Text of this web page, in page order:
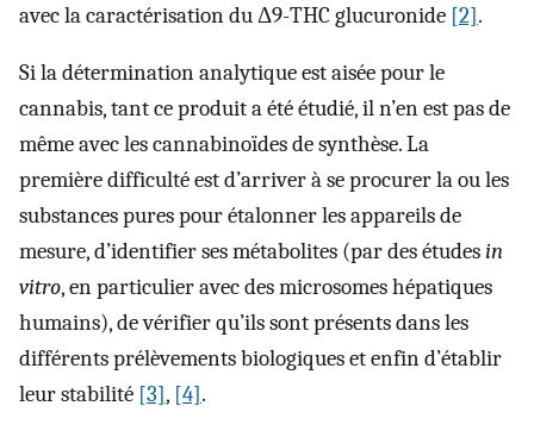
avec la caractérisation du Δ9-THC glucuronide [2].
Si la détermination analytique est aisée pour le
cannabis, tant ce produit a été étudié, il n’en est pas de
même avec les cannabinoïdes de synthèse. La
première difficulté est d’arriver à se procurer la ou les
substances pures pour étalonner les appareils de
mesure, d’identifier ses métabolites (par des étudesin
vitro, en particulier avec des microsomes hépatiques
humains), de vérifier qu’ils sont présents dans les
différents prélèvements biologiques et enfin d’établir
leur stabilité [3], [4].